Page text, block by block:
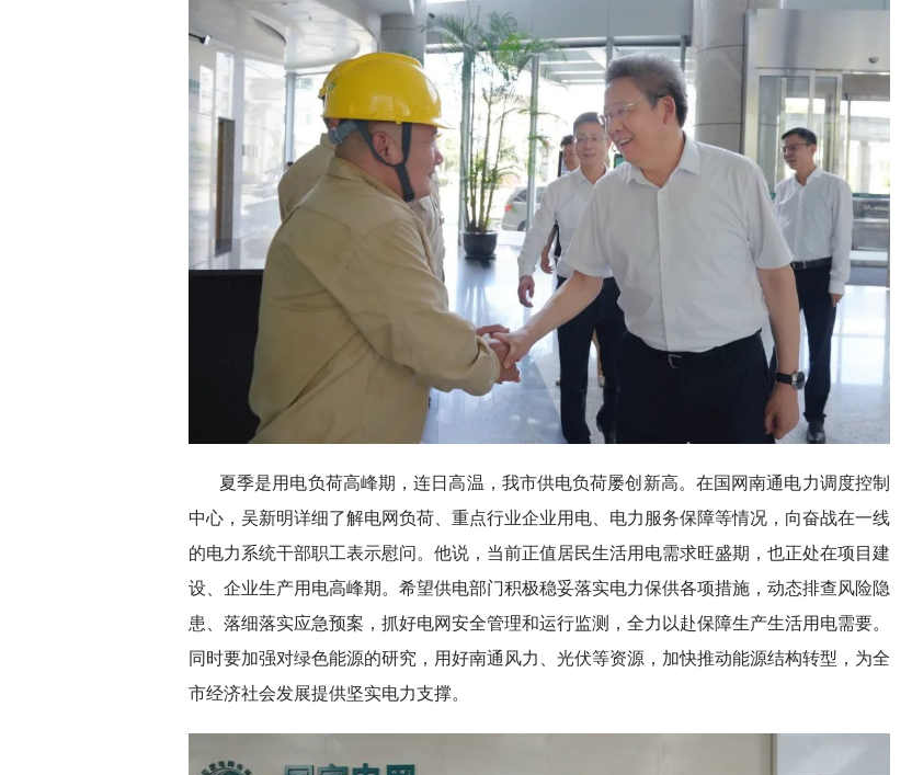
夏季是用电负荷高峰期，连日高温，我市供电负荷屡创新高。在国网南通电力调度控制
中心，吴新明详细了解电网负荷、重点行业企业用电、电力服务保障等情况，向奋战在一线
的电力系统干部职工表示慰问。他说，当前正值居民生活用电需求旺盛期，也正处在项目建
设、企业生产用电高峰期。希望供电部门积极稳妥落实电力保供各项措施，动态排查风险隐
患、落细落实应急预案，抓好电网安全管理和运行监测，全力以赴保障生产生活用电需要。
同时要加强对绿色能源的研究，用好南通风力、光伏等资源，加快推动能源结构转型，为全
市经济社会发展提供坚实电力支撑。